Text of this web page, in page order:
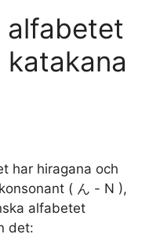
alfabetet
har hiragana och
( ん - N ),
alfabetet
det: